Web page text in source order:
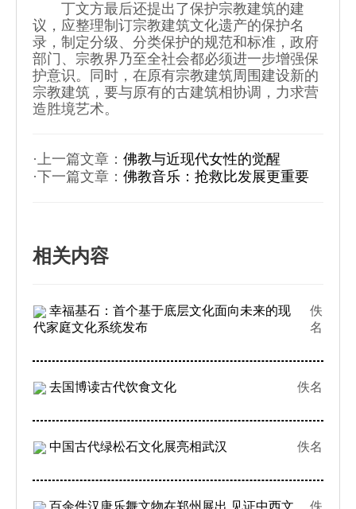
丁文方最后还提出了保护宗教建筑的建
议，应整理制订宗教建筑文化遗产的保护名
录，制定分级、分类保护的规范和标准，政府
部门、宗教界乃至全社会都必须进一步增强保
护意识。同时，在原有宗教建筑周围建设新的
宗教建筑，要与原有的古建筑相协调，力求营
造胜境艺术。
·上一篇文章： 佛教与近现代女性的觉醒
·下一篇文章： 佛教音乐：抢救比发展更重要
相关内容
幸福基石：首个基于底层文化面向未来的现
代家庭文化系统发布
佚
名
去国博读古代饮食文化 佚名
中国古代绿松石文化展亮相武汉 佚名
百余件汉唐乐舞文物在郑州展出 见证中西文 佚